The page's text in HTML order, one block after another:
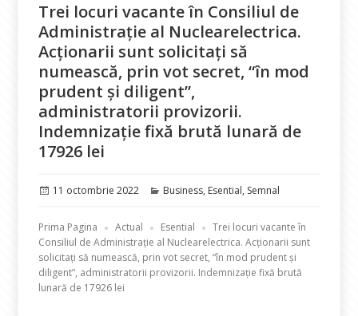
Trei locuri vacante în Consiliul de
Administrație al Nuclearelectrica.
Acționarii sunt solicitați să
numească, prin vot secret, “în mod
prudent și diligent”,
administratorii provizorii.
Indemnizație fixă brută lunară de
17926 lei
Publicat
11 octombrie 2022 Categorii
Business, Esential, Semnal
Prima Pagina Actual Esential
Trei locuri vacante în
Consiliul de Administrație al Nuclearelectrica. Acționarii sunt
solicitați să numească, prin vot secret, “în mod prudent și
diligent”, administratorii provizorii. Indemnizație fixă brută
lunară de 17926 lei